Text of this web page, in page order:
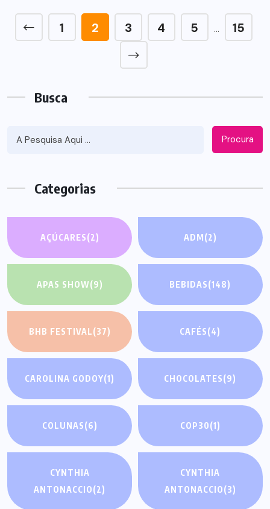
1 2 3 4 5 … 15
Busca
Procura
Categorias
AÇÚCARES(2) ADM(2)
APAS SHOW(9) BEBIDAS(148)
BHB FESTIVAL(37) CAFÉS(4)
CAROLINA GODOY(1) CHOCOLATES(9)
COLUNAS(6) COP30(1)
CYNTHIA
ANTONACCIO(2)
CYNTHIA
ANTONACCIO(3)